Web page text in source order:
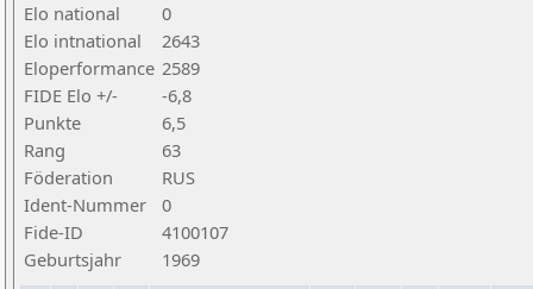
Elo national
0
Elo intnational
2643
Eloperformance 2589
FIDE Elo +/-
-6,8
Punkte
6,5
Rang
63
Föderation
RUS
Ident-Nummer
0
Fide-ID
4100107
Geburtsjahr
1969